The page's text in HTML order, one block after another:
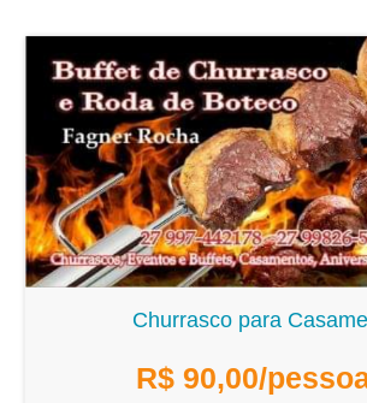
Churrasco para
R$ 90,00/